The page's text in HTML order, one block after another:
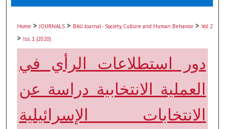
About
Digital Commons Network™
Home > JOURNALS > BAU Journal - Society, Culture and Human Behavior > Vol. 2
> Iss. 1 (2020)
دور استطلاعات الرأي في
العملية الانتخابية دراسة عن
الانتخابات الإسرائيلية